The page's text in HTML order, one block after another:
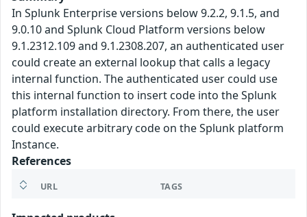
In Splunk Enterprise versions below 9.2.2, 9.1.5, and
9.0.10 and Splunk Cloud Platform versions below
9.1.2312.109 and 9.1.2308.207, an authenticated user
could create an external lookup that calls a legacy
internal function. The authenticated user could use
this internal function to insert code into the Splunk
platform installation directory. From there, the user
could execute arbitrary code on the Splunk platform
Instance.
References
URL TAGS